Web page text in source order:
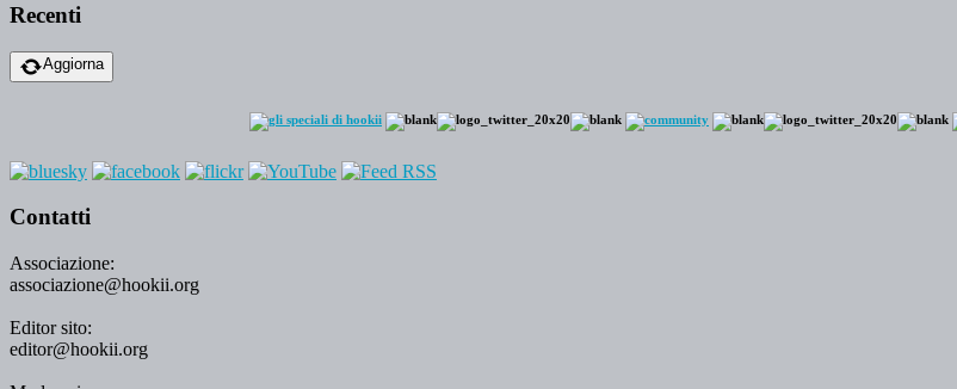
Recenti
Aggiorna
Contatti
Associazione:
associazione@hookii.org
Editor sito:
editor@hookii.org